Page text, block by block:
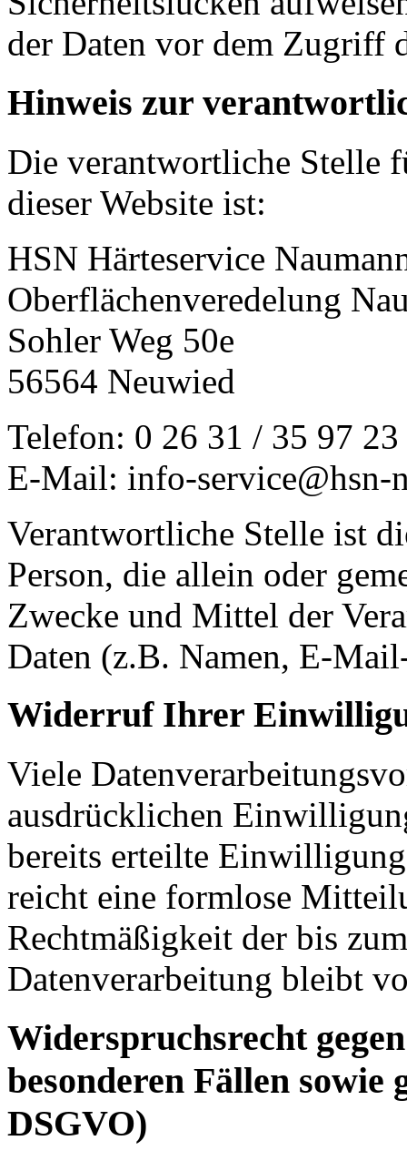
der Daten vor dem Zugriff
Hinweis zur
Die verantwortliche Stelle
dieser Website ist:
HSN Härteservice
Oberflächenveredelung
Sohler Weg 50e
56564 Neuwied
Telefon: 0 26 31 / 35 97 23
E-Mail: info-service@hsn-
Verantwortliche Stelle ist
Person, die allein oder
Zwecke und Mittel der
Daten (z.B. Namen, E-
Widerruf Ihrer
Viele
ausdrücklichen
bereits erteilte
reicht eine formlose
Rechtmäßigkeit der bis
Datenverarbeitung bleibt
Widerspruchsrecht
besonderen Fällen
DSGVO)